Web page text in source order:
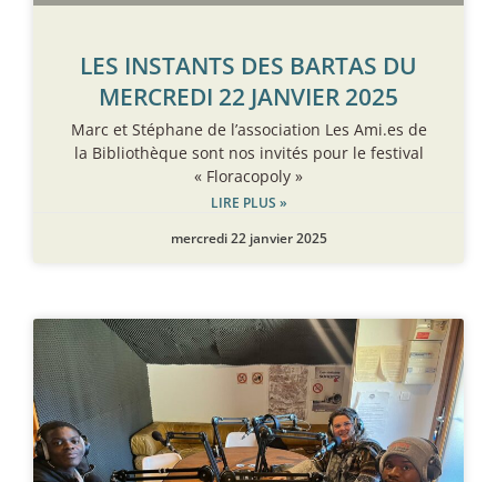
LES INSTANTS DES BARTAS DU
MERCREDI 22 JANVIER 2025
Marc et Stéphane de l’association Les Ami.es de
la Bibliothèque sont nos invités pour le festival
« Floracopoly »
LIRE PLUS »
mercredi 22 janvier 2025